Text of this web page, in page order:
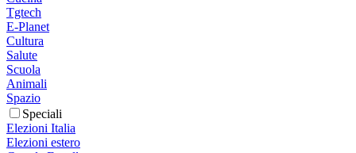
Tgtech
E-Planet
Cultura
Salute
Scuola
Animali
Spazio
Speciali
Elezioni Italia
Elezioni estero